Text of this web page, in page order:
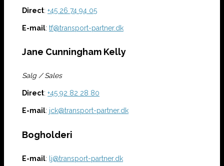
Direct: +45 26 74 94 05
E-mail: tf@transport-partner.dk
Jane Cunningham Kelly
Salg / Sales
Direct: +45 92 82 28 80
E-mail: jck@transport-partner.dk
Bogholderi
E-mail: lj@transport-partner.dk